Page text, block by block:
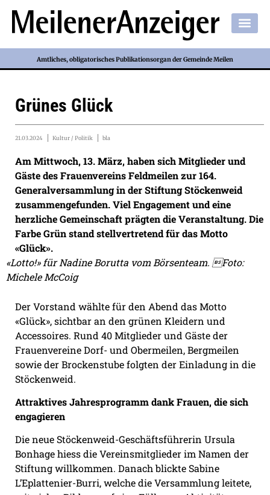
Amtliches, obligatorisches Publikationsorgan der Gemeinde Meilen
Grünes Glück
21.03.2024 Kultur / Politik bla
Am Mittwoch, 13. März, haben sich Mitglieder und
Gäste des Frauenvereins Feldmeilen zur 164.
Generalversammlung in der Stiftung Stöckenweid
zusammengefunden. Viel Engagement und eine
herzliche Gemeinschaft prägten die Veranstaltung. Die
Farbe Grün stand stellvertretend für das Motto
«Glück».
«Lotto!» für Nadine Borutta vom Börsenteam. Foto:
Michele McCoig
Der Vorstand wählte für den Abend das Motto
«Glück», sichtbar an den grünen Kleidern und
Accessoires. Rund 40 Mitglieder und Gäste der
Frauenvereine Dorf- und Obermeilen, Bergmeilen
sowie der Brockenstube folgten der Einladung in die
Stöckenweid.
Attraktives Jahresprogramm dank Frauen, die sich
engagieren
Die neue Stöckenweid-Geschäftsführerin Ursula
Bonhage hiess die Vereinsmitglieder im Namen der
Stiftung willkommen. Danach blickte Sabine
L’Eplattenier-Burri, welche die Versammlung leitete,